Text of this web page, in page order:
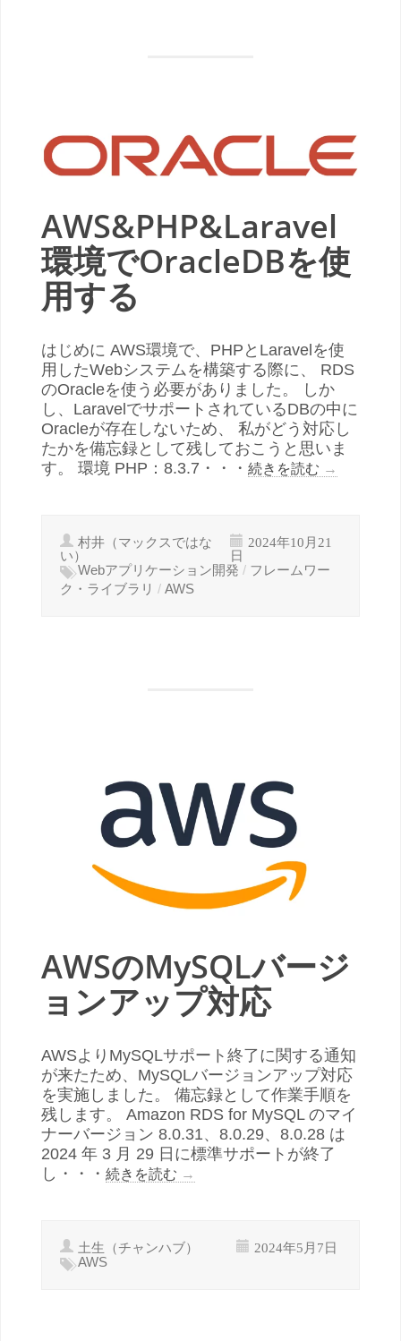
AWS&PHP&Laravel
環境でOracleDBを使
用する
はじめに AWS環境で、PHPとLaravelを使
用したWebシステムを構築する際に、 RDS
のOracleを使う必要がありました。 しか
し、LaravelでサポートされているDBの中に
Oracleが存在しないため、 私がどう対応し
たかを備忘録として残しておこうと思いま
す。 環境 PHP：8.3.7・・・ 続きを読む →
村井（マックスではな
い）
2024年10月21
日
Webアプリケーション開発 / フレームワー
ク・ライブラリ / AWS
AWSのMySQLバージ
ョンアップ対応
AWSよりMySQLサポート終了に関する通知
が来たため、MySQLバージョンアップ対応
を実施しました。 備忘録として作業手順を
残します。 Amazon RDS for MySQL のマイ
ナーバージョン 8.0.31、8.0.29、8.0.28 は
2024 年 3 月 29 日に標準サポートが終了
し・・・ 続きを読む →
土生（チャンハブ） 2024年5月7日
AWS